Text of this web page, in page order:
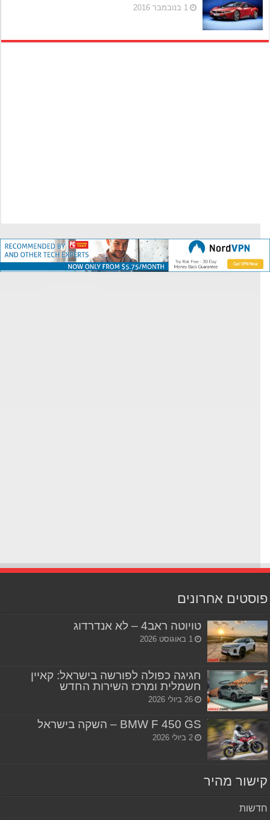
1 בנובמבר 2016
אחרונים
טויוטה ראב4 – לא אנדרדוג
1 באוגוסט 2026
חגיגה כפולה לפורשה בישראל: קאיין
חשמלית ומרכז השירות החדש
26 ביולי 2026
BMW F 450 GS – השקה בישראל
2 ביולי 2026
מהיר